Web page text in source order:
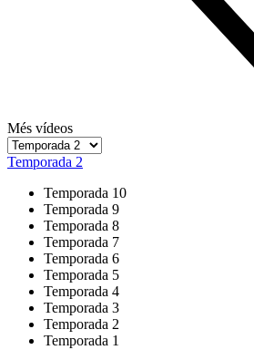
Més vídeos
Temporada 2
Temporada 10
Temporada 9
Temporada 8
Temporada 7
Temporada 6
Temporada 5
Temporada 4
Temporada 3
Temporada 2
Temporada 1